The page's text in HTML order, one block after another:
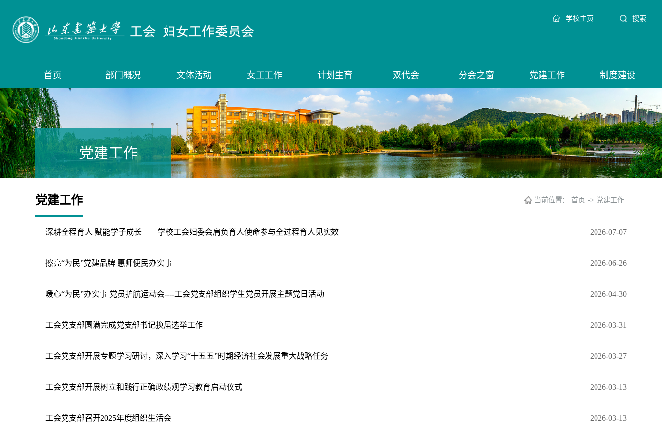
学校主页 | 搜索
首页 部门概况 文体活动 女工工作 计划生育 双代会 分会之窗 党建工作 制度建设
党建工作
党建工作 当前位置： 首页 -> 党建工作
2026-07-07
深耕全程育人 赋能学子成长——学校工会妇委会肩负育人使命参与全过程育人见实效
2026-06-26
擦亮“为民”党建品牌 惠师便民办实事
2026-04-30
暖心“为民”办实事 党员护航运动会----工会党支部组织学生党员开展主题党日活动
2026-03-31
工会党支部圆满完成党支部书记换届选举工作
2026-03-27
工会党支部开展专题学习研讨，深入学习“十五五”时期经济社会发展重大战略任务
2026-03-13
工会党支部开展树立和践行正确政绩观学习教育启动仪式
2026-03-13
工会党支部召开2025年度组织生活会